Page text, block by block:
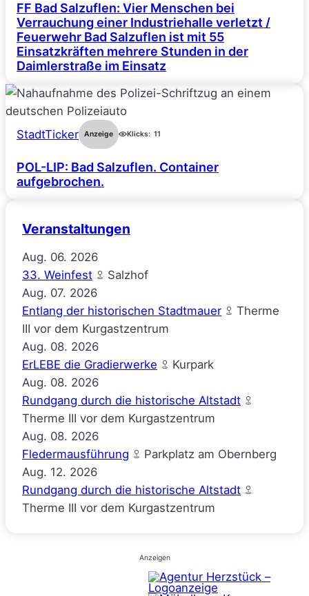
FF Bad Salzuflen: Vier Menschen bei
Verrauchung einer Industriehalle verletzt /
Feuerwehr Bad Salzuflen ist mit 55
Einsatzkräften mehrere Stunden in der
Daimlerstraße im Einsatz
StadtTicker Anzeige Klicks: 11
POL-LIP: Bad Salzuflen. Container
aufgebrochen.
Veranstaltungen
Aug. 06. 2026
33. Weinfest
Salzhof
Aug. 07. 2026
Entlang der historischen Stadtmauer
Therme
III vor dem Kurgastzentrum
Aug. 08. 2026
ErLEBE die Gradierwerke
Kurpark
Aug. 08. 2026
Rundgang durch die historische Altstadt
Therme III vor dem Kurgastzentrum
Aug. 08. 2026
Fledermausführung
Parkplatz am Obernberg
Aug. 12. 2026
Rundgang durch die historische Altstadt
Therme III vor dem Kurgastzentrum
Anzeigen